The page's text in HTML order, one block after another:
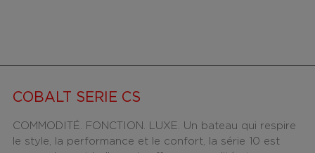
COBALT SERIE CS
COMMODITÉ. FONCTION. LUXE. Un bateau qui respire
le style, la performance et le confort, la série 10 est